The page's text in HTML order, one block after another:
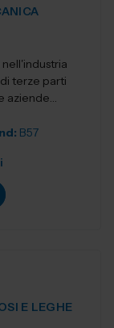
terze parti
aziende
B57
E LEGHE